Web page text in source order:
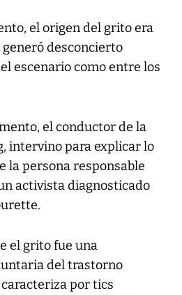
el origen del grito era
desconcierto
escenario como entre los
el conductor de la
intervino para explicar lo
la persona responsable
activista diagnosticado
el grito fue una
del trastorno
por tics